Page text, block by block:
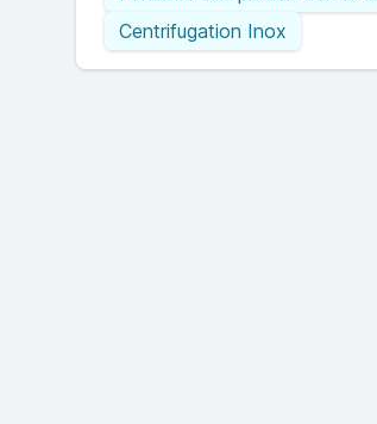
Centrifugation Inox